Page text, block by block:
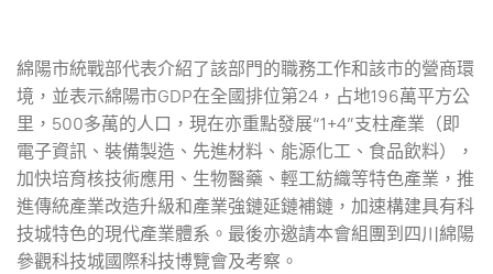
綿陽市統戰部代表介紹了該部門的職務工作和該市的營商環
境，並表示綿陽市GDP在全國排位第24，占地196萬平方公
里，500多萬的人口，現在亦重點發展“1+4”支柱產業（即
電子資訊、裝備製造、先進材料、能源化工、食品飲料），
加快培育核技術應用、生物醫藥、輕工紡織等特色產業，推
進傳統產業改造升級和產業強鏈延鏈補鏈，加速構建具有科
技城特色的現代產業體系。最後亦邀請本會組團到四川綿陽
參觀科技城國際科技博覽會及考察。